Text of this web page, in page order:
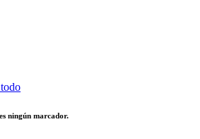
ningún marcador.